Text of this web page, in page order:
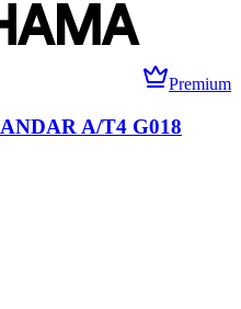
Premium
A/T4 G018